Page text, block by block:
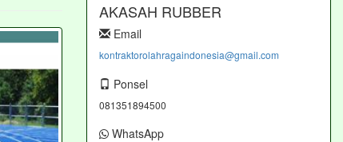
AKASAH RUBBER
Email
kontraktorolahragaindonesia@gmail.com
Ponsel
081351894500
WhatsApp